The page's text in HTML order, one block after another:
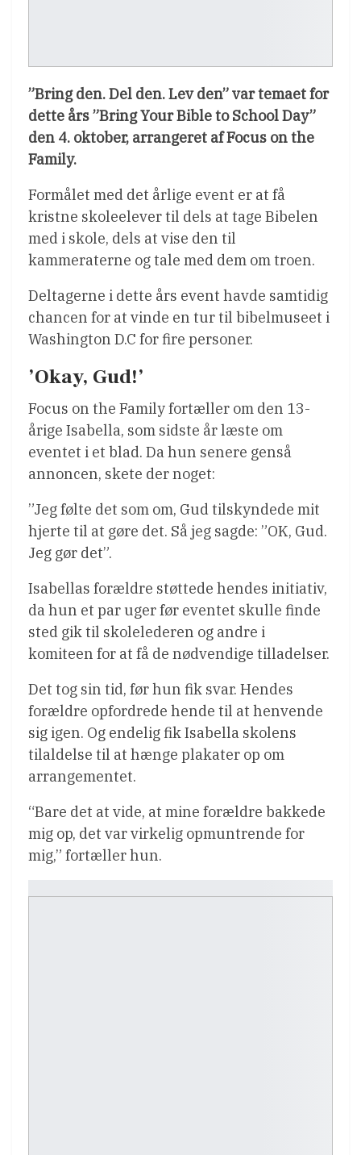
”Bring den. Del den. Lev den” var temaet for
dette års ”Bring Your Bible to School Day”
den 4. oktober, arrangeret af Focus on the
Family.
Formålet med det årlige event er at få
kristne skoleelever til dels at tage Bibelen
med i skole, dels at vise den til
kammeraterne og tale med dem om troen.
Deltagerne i dette års event havde samtidig
chancen for at vinde en tur til bibelmuseet i
Washington D.C for fire personer.
’Okay, Gud!’
Focus on the Family fortæller om den 13-
årige Isabella, som sidste år læste om
eventet i et blad. Da hun senere genså
annoncen, skete der noget:
”Jeg følte det som om, Gud tilskyndede mit
hjerte til at gøre det. Så jeg sagde: ”OK, Gud.
Jeg gør det”.
Isabellas forældre støttede hendes initiativ,
da hun et par uger før eventet skulle finde
sted gik til skolelederen og andre i
komiteen for at få de nødvendige tilladelser.
Det tog sin tid, før hun fik svar. Hendes
forældre opfordrede hende til at henvende
sig igen. Og endelig fik Isabella skolens
tilaldelse til at hænge plakater op om
arrangementet.
“Bare det at vide, at mine forældre bakkede
mig op, det var virkelig opmuntrende for
mig,” fortæller hun.